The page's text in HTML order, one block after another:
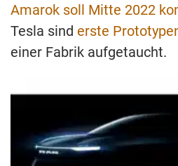
Amarok soll Mitte 2022
Tesla sind erste
einer Fabrik aufgetaucht.